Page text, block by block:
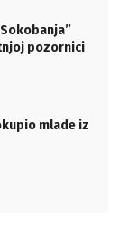
pozornici
mlade iz